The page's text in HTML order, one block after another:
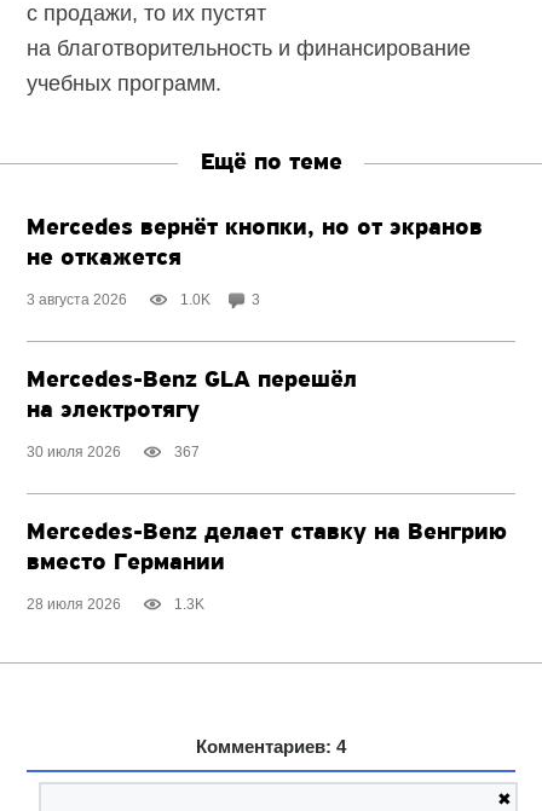
с продажи, то их пустят
на благотворительность и финансирование
учебных программ.
Ещё по теме
Mercedes вернёт кнопки, но от экранов
не откажется
3 августа 2026 1.0K 3
Mercedes-Benz GLA перешёл
на электротягу
30 июля 2026 367
Mercedes-Benz делает ставку на Венгрию
вместо Германии
28 июля 2026 1.3K
Комментариев: 4
✖